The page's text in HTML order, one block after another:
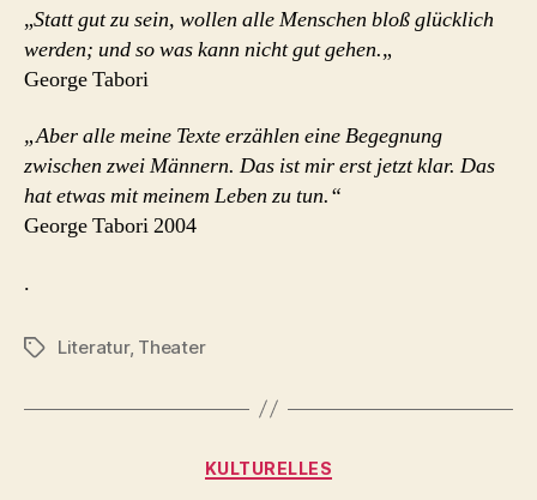
„Statt gut zu sein, wollen alle Menschen bloß glücklich
werden; und so was kann nicht gut gehen.„
George Tabori
„Aber alle meine Texte erzählen eine Begegnung
zwischen zwei Männern. Das ist mir erst jetzt klar. Das
hat etwas mit meinem Leben zu tun.“
George Tabori 2004
.
Schlagwörter
Literatur, Theater
Kategorien
KULTURELLES